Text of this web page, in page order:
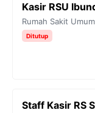
Kasir RSU
Rumah Sakit
Ditutup
Staff Kasir RS